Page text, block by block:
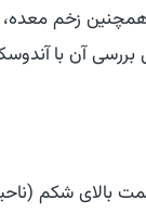
زخم معده،
آن با
بالای شکم